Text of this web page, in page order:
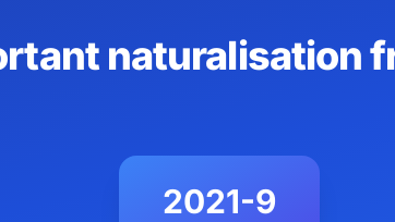
naturalisation
2021-9